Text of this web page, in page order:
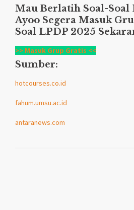
Mau Berlatih Soal-Soal
Ayoo Segera Masuk
Soal LPDP 2025
>> Masuk Grup Gratis <<
Sumber:
hotcourses.co.id
fahum.umsu.ac.id
antaranews.com